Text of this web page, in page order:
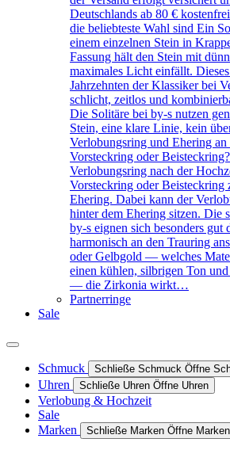
Deutschlands ab 80 €
die beliebteste Wahl sind Ein
einem einzelnen Stein in
Fassung hält den Stein mit
maximales Licht einfällt.
Jahrzehnten der Klassiker bei
schlicht, zeitlos und
Die Solitäre bei by-s nutzen
Stein, eine klare Linie, kein
Verlobungsring und Ehering
Vorsteckring oder
Verlobungsring nach der
Vorsteckring oder Beisteckring
Ehering. Dabei kann der
hinter dem Ehering sitzen. Die
by-s eignen sich besonders gut
harmonisch an den Trauring
oder Gelbgold — welches
einen kühlen, silbrigen Ton
— die Zirkonia wirkt…
Partnerringe
Sale
Schmuck Schließe Schmuck Öffne
Uhren Schließe Uhren Öffne Uhren
Verlobung & Hochzeit
Sale
Marken
Schließe Marken Öffne Marken